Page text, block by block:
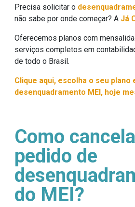
Precisa solicitar o
não sabe por onde começar? A Já
Oferecemos planos com
serviços completos em
de todo o Brasil.
Clique aqui, escolha o seu plano
desenquadramento MEI, hoje
Como
pedido de
do MEI?